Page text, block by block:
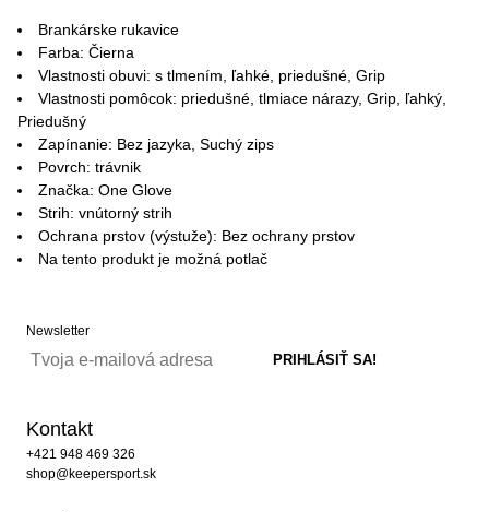
Brankárske rukavice
Farba: Čierna
Vlastnosti obuvi: s tlmením, ľahké, priedušné, Grip
Vlastnosti pomôcok: priedušné, tlmiace nárazy, Grip, ľahký,
Priedušný
Zapínanie: Bez jazyka, Suchý zips
Povrch: trávnik
Značka: One Glove
Strih: vnútorný strih
Ochrana prstov (výstuže): Bez ochrany prstov
Na tento produkt je možná potlač
Newsletter
Kontakt
+421 948 469 326
shop@keepersport.sk